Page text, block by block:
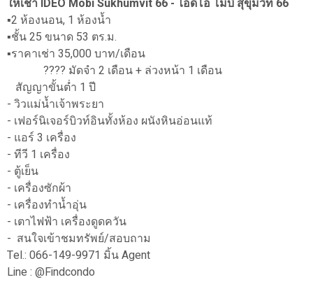
ให้เช่า IDEO Mobi Sukhumvit 66 - ไอดีโอ โมบิ สุขุมวิท 66
▪️2 ห้องนอน, 1 ห้องน้ำ
▪️ชั้น 25 ขนาด 53 ตร.ม.
▪️ราคาเช่า 35,000 บาท/เดือน
???? มัดจำ 2 เดือน + ล่วงหน้า 1 เดือน
สัญญาขั้นต่ำ 1 ปี
- วิวแม่น้ำเจ้าพระยา
- เฟอร์นิเจอร์บิวท์อินทั้งห้อง ผนังหินอ่อนแท้
- แอร์ 3 เครื่อง
- ทีวี 1 เครื่อง
- ตู้เย็น
- เครื่องซักผ้า
- เครื่องทำน้ำอุ่น
- เตาไฟฟ้า เครื่องดูดควัน
- สนใจเข้าชมทรัพย์/สอบถาม
Tel.: 066-149-9971 มิ้น Agent
Line : @Findcondo